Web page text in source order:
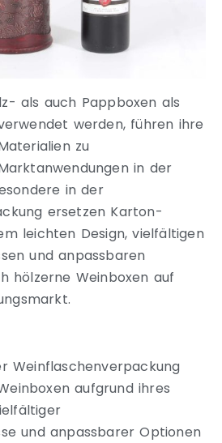
als auch Pappboxen als
werden, führen ihre
zu
in der
in der
ersetzen Karton-
leichten Design, vielfältigen
und anpassbaren
hölzerne Weinboxen auf
Weinflaschenverpackung
aufgrund ihres
und anpassbarer Optionen